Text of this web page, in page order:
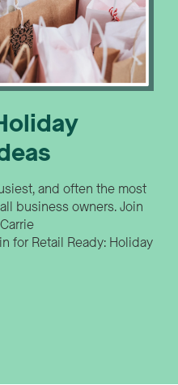
and often the most
business owners. Join
for Retail Ready: Holiday